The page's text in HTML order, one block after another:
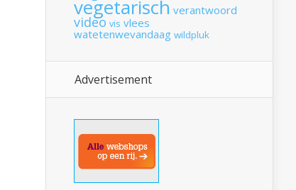
vegetarisch verantwoord
video vis vlees
watetenwevandaag wildpluk
Advertisement